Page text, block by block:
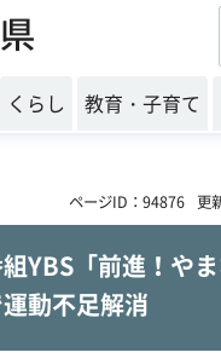
表示
くらし 教育・子育て
ページID：94876 更
YBS「前進！や
動不足解消